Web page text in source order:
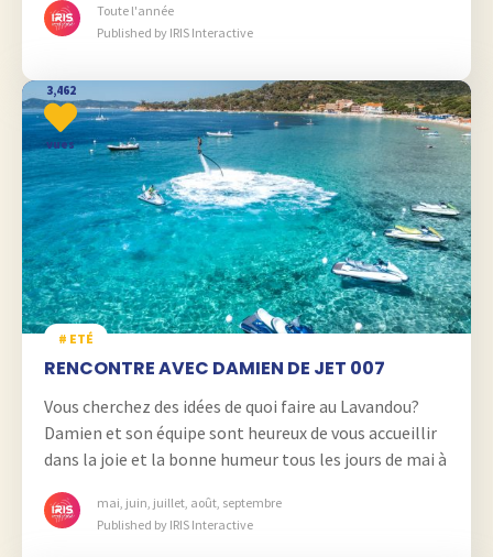
Toute l'année
Published by IRIS Interactive
3,462
vues
# ETÉ
RENCONTRE AVEC DAMIEN DE JET 007
Vous cherchez des idées de quoi faire au Lavandou?
Damien et son équipe sont heureux de vous accueillir
dans la joie et la bonne humeur tous les jours de mai à
jet-ski
mai, juin, juillet, août, septembre
Published by IRIS Interactive